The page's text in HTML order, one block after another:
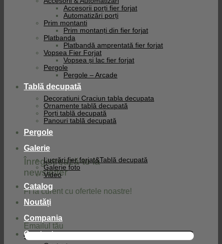
Înregistrează-te la
newsletter
Fi la curent cu ofertele noastre!
Emailul tău
Accesorii porți fier forjat
Automatizări porți
Prim montanti
Prim montanți din fier forjat
Platbanda
Platbandă amprentată fier forjat
Vopsea Fier Forjat
Vopsea și lac fier forjat
Pergole
Pergole – Arcade
Tablă decupată
Decoratiuni Craciun tabla decupata
Ornamente tablă decupată
Porți tablă decupată
Panouri tablă decupată
Pergole
Galerie
Lucrări fier forjat&Tablă decupată
Galerie foto
Video
Catalog
Noutăți
Compania
Contact